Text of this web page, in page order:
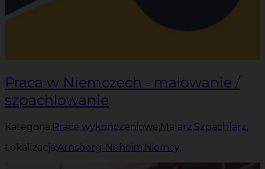
Praca w Niemczech - malowanie /
szpachlowanie
Kategoria:Prace wykończeniowe,Malarz,Szpachlarz,
Lokalizacja:Arnsberg-Neheim,Niemcy,